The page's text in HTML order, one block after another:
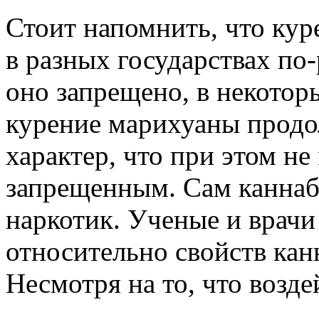
Стоит напомнить, что
в разных государствах
оно запрещено, в
курение марихуаны
характер, что при этом
запрещенным. Сам
наркотик. Ученые и
относительно свойств
Несмотря на то, что